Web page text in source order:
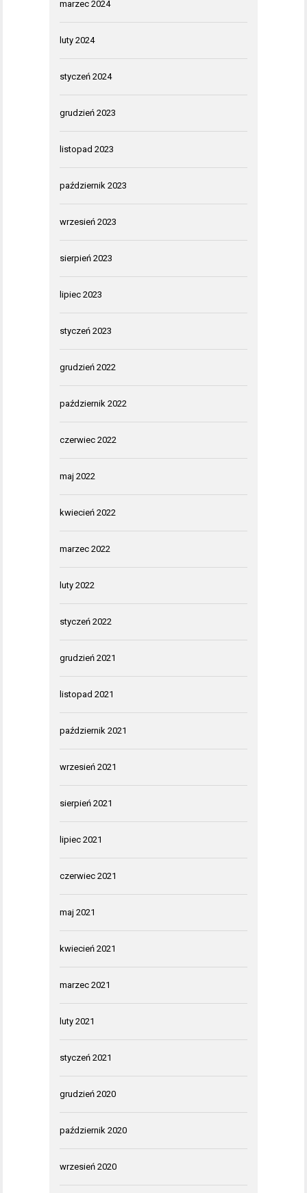
marzec 2024
luty 2024
styczeń 2024
grudzień 2023
listopad 2023
październik 2023
wrzesień 2023
sierpień 2023
lipiec 2023
styczeń 2023
grudzień 2022
październik 2022
czerwiec 2022
maj 2022
kwiecień 2022
marzec 2022
luty 2022
styczeń 2022
grudzień 2021
listopad 2021
październik 2021
wrzesień 2021
sierpień 2021
lipiec 2021
czerwiec 2021
maj 2021
kwiecień 2021
marzec 2021
luty 2021
styczeń 2021
grudzień 2020
październik 2020
wrzesień 2020